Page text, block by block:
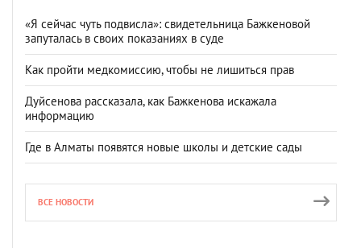
«Я сейчас чуть подвисла»: свидетельница Бажкеновой
запуталась в своих показаниях в суде
Как пройти медкомиссию, чтобы не лишиться прав
Дуйсенова рассказала, как Бажкенова искажала
информацию
Где в Алматы появятся новые школы и детские сады
ВСЕ НОВОСТИ